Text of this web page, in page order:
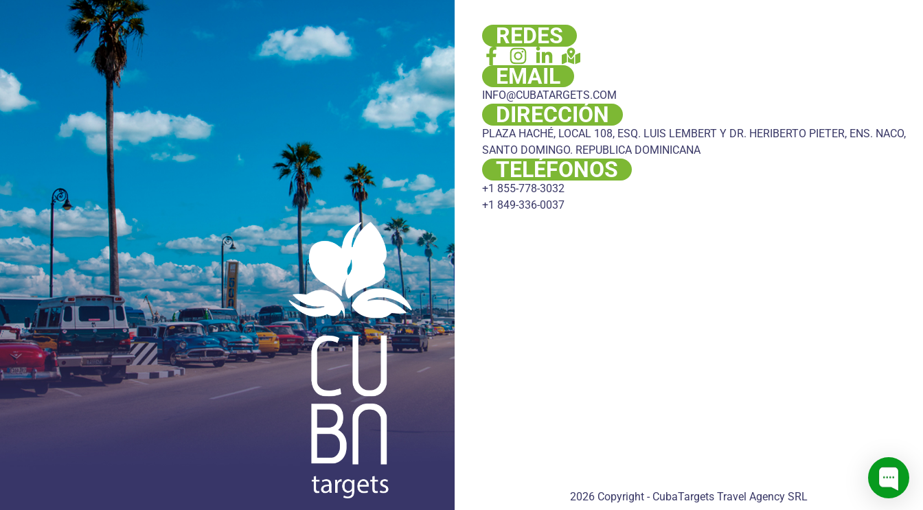
REDES
EMAIL
INFO@CUBATARGETS.COM
DIRECCIÓN
PLAZA HACHÉ, LOCAL 108, ESQ. LUIS LEMBERT Y DR. HERIBERTO PIETER, ENS. NACO,
SANTO DOMINGO. REPUBLICA DOMINICANA
TELÉFONOS
+1 855-778-3032
+1 849-336-0037
2026 Copyright - CubaTargets Travel Agency SRL